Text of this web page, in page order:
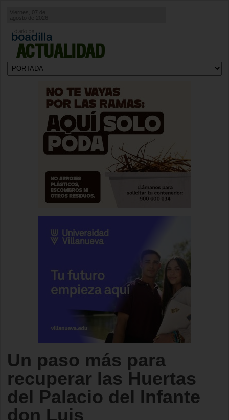
ACTUALIDAD
agosto de 2026
Un paso más para
recuperar las Huertas
del Palacio del Infante
don Luis